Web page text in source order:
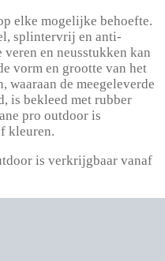
elke mogelijke behoefte.
splintervrij en anti-
en neusstukken kan
vorm en grootte van het
waaraan de meegeleverde
is bekleed met rubber
pro outdoor is
kleuren.
is verkrijgbaar vanaf